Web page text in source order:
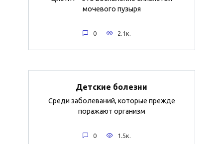
мочевого пузыря
0 2.1к.
Детские болезни
Среди заболеваний, которые прежде
поражают организм
0 1.5к.